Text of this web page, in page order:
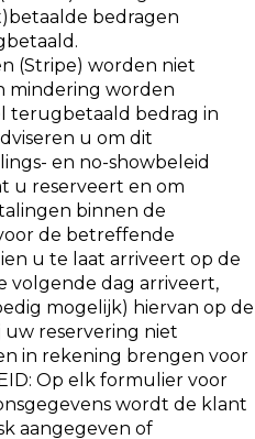
bedragen
(Stripe) worden niet
mindering worden
terugbetaald bedrag in
u om dit
en no-showbeleid
u reserveert en om
binnen de
de betreffende
u te laat arriveert op de
volgende dag arriveert,
mogelijk) hiervan op de
uw reservering niet
in rekening brengen voor
Op elk formulier voor
wordt de klant
aangegeven of